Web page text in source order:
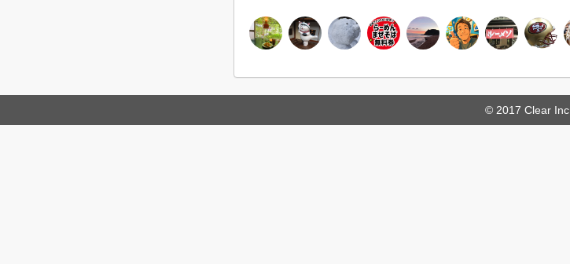
© 2017 Clear Inc.